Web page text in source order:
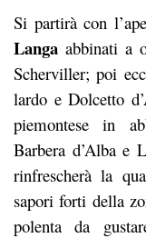
Si partirà con
Langa abbinati a
Scherviller; poi
lardo e Dolcetto
piemontese in
Barbera d’Alba e
rinfrescherà la
sapori forti della
polenta da